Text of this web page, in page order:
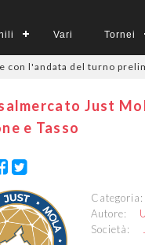
Vari Tornei
del turno preliminare:
Just
e Tasso
Autore:
Società: